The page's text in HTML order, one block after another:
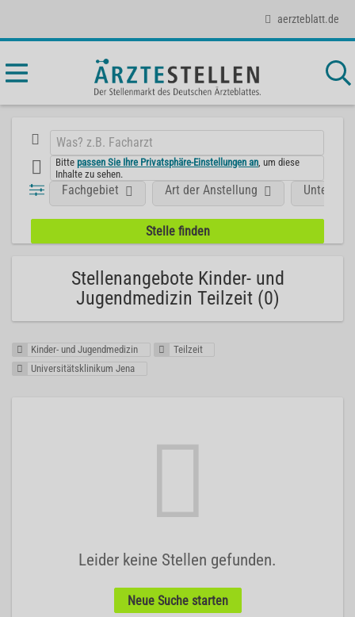
aerzteblatt.de
Bittepassen Sie Ihre Privatsphäre-Einstellungen an , um diese
Inhalte zu sehen.
Fachgebiet Art der Anstellung
Stellenangebote Kinder- und
Jugendmedizin Teilzeit (0)
Kinder- und Jugendmedizin
Teilzeit
Universitätsklinikum Jena
Leider keine Stellen gefunden.
Neue Suche starten